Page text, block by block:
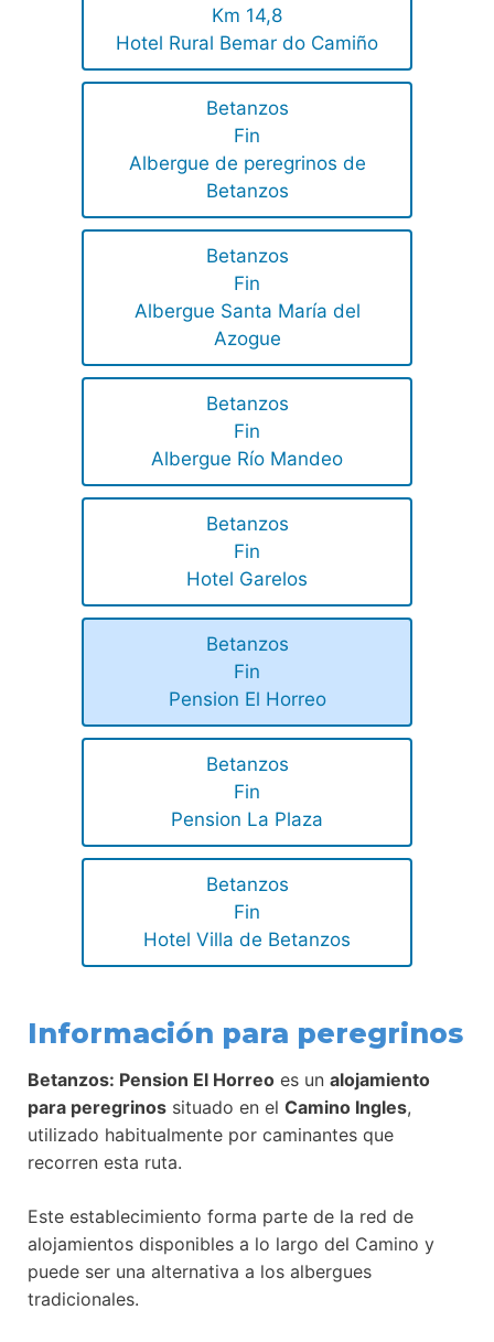
Km 14,8
Hotel Rural Bemar do Camiño
Betanzos
Fin
Albergue de peregrinos de
Betanzos
Betanzos
Fin
Albergue Santa María del
Azogue
Betanzos
Fin
Albergue Río Mandeo
Betanzos
Fin
Hotel Garelos
Betanzos
Fin
Pension El Horreo
Betanzos
Fin
Pension La Plaza
Betanzos
Fin
Hotel Villa de Betanzos
Información para peregrinos
Betanzos: Pension El Horreo es un alojamiento
para peregrinos situado en el Camino Ingles,
utilizado habitualmente por caminantes que
recorren esta ruta.
Este establecimiento forma parte de la red de
alojamientos disponibles a lo largo del Camino y
puede ser una alternativa a los albergues
tradicionales.